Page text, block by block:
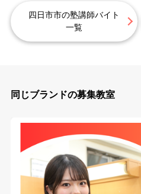
四日市市の塾講師バイト
一覧
同じブランドの募集教室